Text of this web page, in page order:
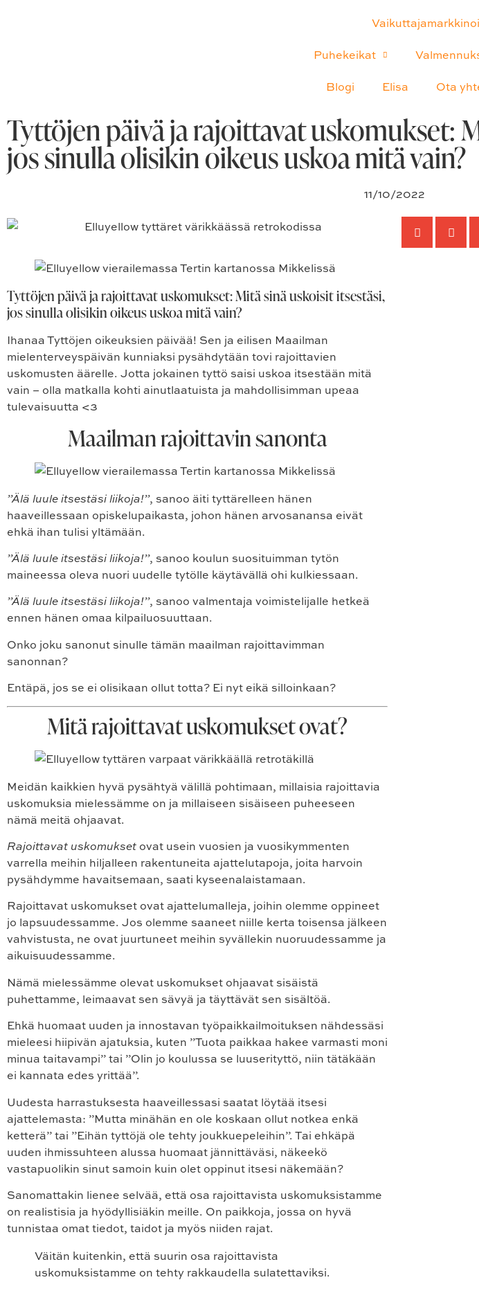
Puhekeikat
Blogi Elisa Ota
Tyttöjen päivä ja rajoittavat uskomukset:
jos sinulla olisikin oikeus uskoa mitä vain?
11/10/2022
Tyttöjen päivä ja rajoittavat uskomukset: Mitä sinä uskoisit itsestäsi,
jos sinulla olisikin oikeus uskoa mitä vain?
Ihanaa Tyttöjen oikeuksien päivää! Sen ja eilisen Maailman
mielenterveyspäivän kunniaksi pysähdytään tovi rajoittavien
uskomusten äärelle. Jotta jokainen tyttö saisi uskoa itsestään mitä
vain – olla matkalla kohti ainutlaatuista ja mahdollisimman upeaa
tulevaisuutta <3
Maailman rajoittavin sanonta
”Älä luule itsestäsi liikoja!”, sanoo äiti tyttärelleen hänen
haaveillessaan opiskelupaikasta, johon hänen arvosanansa eivät
ehkä ihan tulisi yltämään.
”Älä luule itsestäsi liikoja!”, sanoo koulun suosituimman tytön
maineessa oleva nuori uudelle tytölle käytävällä ohi kulkiessaan.
”Älä luule itsestäsi liikoja!”, sanoo valmentaja voimistelijalle hetkeä
ennen hänen omaa kilpailuosuuttaan.
Onko joku sanonut sinulle tämän maailman rajoittavimman
sanonnan?
Entäpä, jos se ei olisikaan ollut totta? Ei nyt eikä silloinkaan?
Mitä rajoittavat uskomukset ovat?
Meidän kaikkien hyvä pysähtyä välillä pohtimaan, millaisia rajoittavia
uskomuksia mielessämme on ja millaiseen sisäiseen puheeseen
nämä meitä ohjaavat.
Rajoittavat uskomukset ovat usein vuosien ja vuosikymmenten
varrella meihin hiljalleen rakentuneita ajattelutapoja, joita harvoin
pysähdymme havaitsemaan, saati kyseenalaistamaan.
Rajoittavat uskomukset ovat ajattelumalleja, joihin olemme oppineet
jo lapsuudessamme. Jos olemme saaneet niille kerta toisensa jälkeen
vahvistusta, ne ovat juurtuneet meihin syvällekin nuoruudessamme ja
aikuisuudessamme.
Nämä mielessämme olevat uskomukset ohjaavat sisäistä
puhettamme, leimaavat sen sävyä ja täyttävät sen sisältöä.
Ehkä huomaat uuden ja innostavan työpaikkailmoituksen nähdessäsi
mieleesi hiipivän ajatuksia, kuten ”Tuota paikkaa hakee varmasti moni
minua taitavampi” tai ”Olin jo koulussa se luuserityttö, niin tätäkään
ei kannata edes yrittää”.
Uudesta harrastuksesta haaveillessasi saatat löytää itsesi
ajattelemasta: ”Mutta minähän en ole koskaan ollut notkea enkä
ketterä” tai ”Eihän tyttöjä ole tehty joukkuepeleihin”. Tai ehkäpä
uuden ihmissuhteen alussa huomaat jännittäväsi, näkeekö
vastapuolikin sinut samoin kuin olet oppinut itsesi näkemään?
Sanomattakin lienee selvää, että osa rajoittavista uskomuksistamme
on realistisia ja hyödyllisiäkin meille. On paikkoja, jossa on hyvä
tunnistaa omat tiedot, taidot ja myös niiden rajat.
Väitän kuitenkin, että suurin osa rajoittavista
uskomuksistamme on tehty rakkaudella sulatettaviksi.